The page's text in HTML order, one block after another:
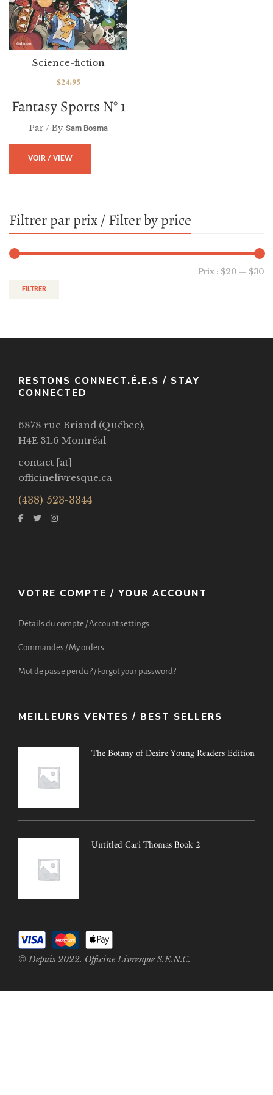
Fantasy Sports N° 1
Science-fiction
$24.95
Par / By Sam Bosma
VOIR / VIEW
Filtrer par prix / Filter by price
FILTRER
Prix : $20 — $30
RESTONS CONNECT.É.E.S / STAY
CONNECTED
6878 rue Briand (Québec),
H4E 3L6 Montréal
contact [at]
officinelivresque.ca
(438) 523-3344
VOTRE COMPTE / YOUR ACCOUNT
Détails du compte / Account settings
Commandes / My orders
Mot de passe perdu ? / Forgot your password?
MEILLEURS VENTES / BEST SELLERS
The Botany of Desire Young Readers Edition
Untitled Cari Thomas Book 2
© Depuis 2022. Officine Livresque S.E.N.C.